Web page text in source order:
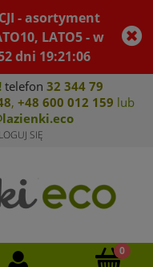
- asortyment
LATO5 - w
dni 19:21:06
telefon 32 344 79
8, +48 600 012 159 lub
SIĘ